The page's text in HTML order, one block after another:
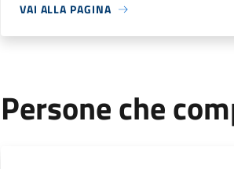
VAI ALLA PAGINA
Persone che